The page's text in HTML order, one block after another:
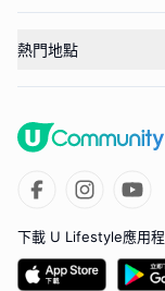
熱門地點
下載 U Lifestyle應用